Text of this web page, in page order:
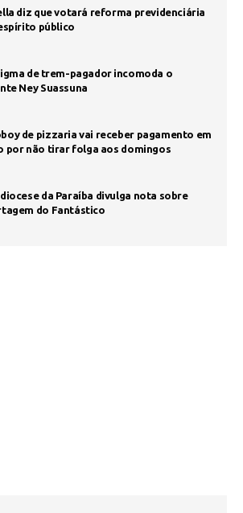
diz que votará reforma previdenciária
público
de trem-pagador incomoda o
Ney Suassuna
de pizzaria vai receber pagamento em
por não tirar folga aos domingos
da Paraíba divulga nota sobre
do Fantástico